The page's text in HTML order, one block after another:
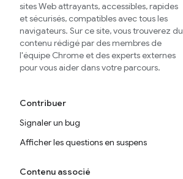
sites Web attrayants, accessibles, rapides
et sécurisés, compatibles avec tous les
navigateurs. Sur ce site, vous trouverez du
contenu rédigé par des membres de
l'équipe Chrome et des experts externes
pour vous aider dans votre parcours.
Contribuer
Signaler un bug
Afficher les questions en suspens
Contenu associé